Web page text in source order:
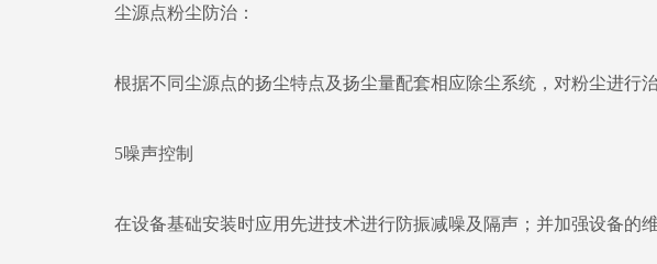
尘源点粉尘防治：
根据不同尘源点的扬尘特点及扬尘量配套相应除尘系统，对粉尘进行治
5噪声控制
在设备基础安装时应用先进技术进行防振减噪及隔声；并加强设备的维